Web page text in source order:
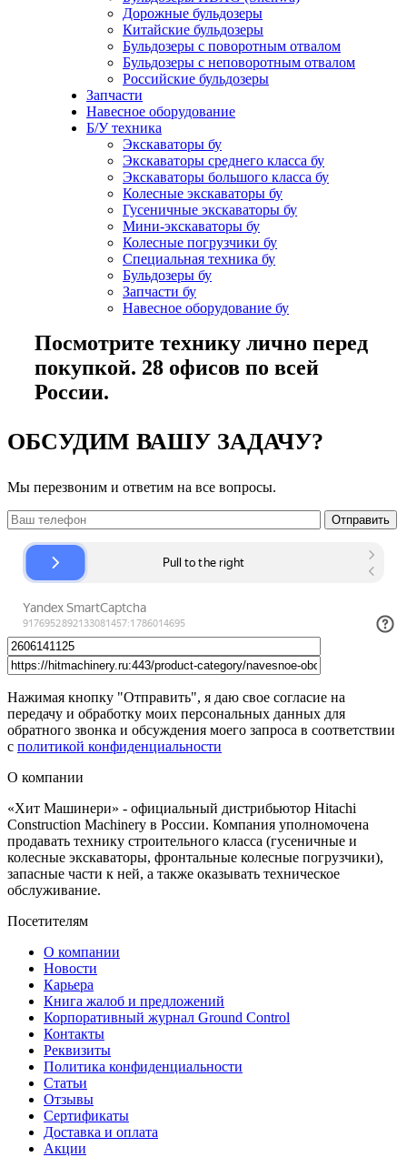
Дорожные бульдозеры
Китайские бульдозеры
Бульдозеры с поворотным отвалом
Бульдозеры с неповоротным отвалом
Российские бульдозеры
Запчасти
Навесное оборудование
Б/У техника
Экскаваторы бу
Экскаваторы среднего класса бу
Экскаваторы большого класса бу
Колесные экскаваторы бу
Гусеничные экскаваторы бу
Мини-экскаваторы бу
Колесные погрузчики бу
Специальная техника бу
Бульдозеры бу
Запчасти бу
Навесное оборудование бу
Посмотрите технику лично перед
покупкой. 28 офисов по всей
России.
ОБСУДИМ ВАШУ ЗАДАЧУ?
Мы перезвоним и ответим на все вопросы.
Нажимая кнопку "Отправить", я даю свое согласие на
передачу и обработку моих персональных данных для
обратного звонка и обсуждения моего запроса в соответствии
с политикой конфиденциальности
О компании
«Хит Машинери» - официальный дистрибьютор Hitachi
Construction Machinery в России. Компания уполномочена
продавать технику строительного класса (гусеничные и
колесные экскаваторы, фронтальные колесные погрузчики),
запасные части к ней, а также оказывать техническое
обслуживание.
Посетителям
О компании
Новости
Карьера
Книга жалоб и предложений
Корпоративный журнал Ground Control
Контакты
Реквизиты
Политика конфиденциальности
Статьи
Отзывы
Сертификаты
Доставка и оплата
Акции